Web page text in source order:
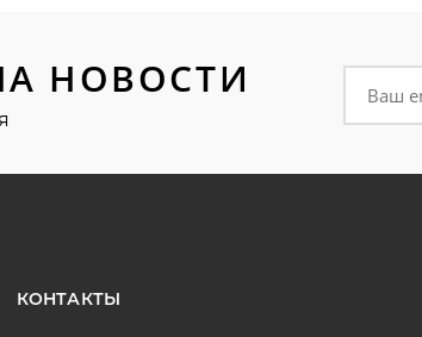
НОВОСТИ
Форма
КОНТАКТЫ